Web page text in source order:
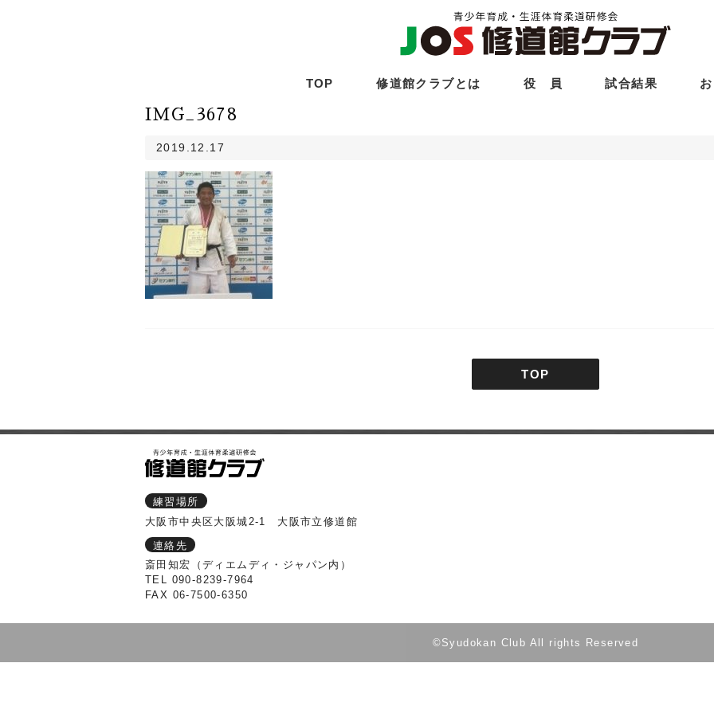
TOP 修道館クラブとは 役 員 試合結果
IMG_3678
2019.12.17
TOP
練習場所
大阪市中央区大阪城2-1 大阪市立修道館
連絡先
斎田知宏（ディエムディ・ジャパン内）
TEL 090-8239-7964
FAX 06-7500-6350
©Syudokan Club All rights Reserved